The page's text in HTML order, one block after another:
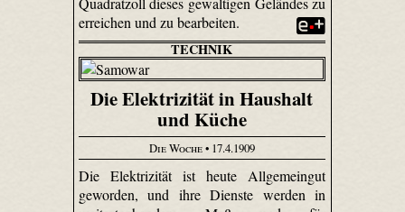
erreichen und zu bearbeiten.
TECHNIK
Die Elektrizität in Haushalt
und Küche
Die Woche• 17.4.1909
Die Elektrizität ist heute Allgemeingut
geworden, und ihre Dienste werden in